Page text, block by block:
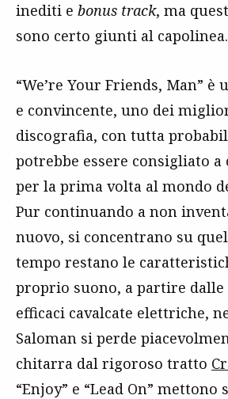
inediti e bonus track, ma
sono certo giunti al capolinea.
“We’re Your Friends, Man” è
e convincente, uno dei
discografia, con tutta
potrebbe essere consigliato
per la prima volta al mondo
Pur continuando a non
nuovo, si concentrano su
tempo restano le
proprio suono, a partire dalle
efficaci cavalcate elettriche,
Saloman si perde
chitarra dal rigoroso tratto
“Enjoy” e “Lead On”